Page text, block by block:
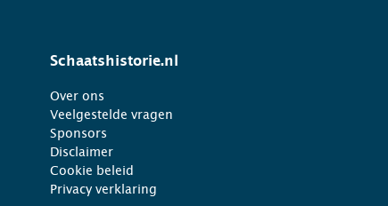
Schaatshistorie.nl
Over ons
Veelgestelde vragen
Sponsors
Disclaimer
Cookie beleid
Privacy verklaring